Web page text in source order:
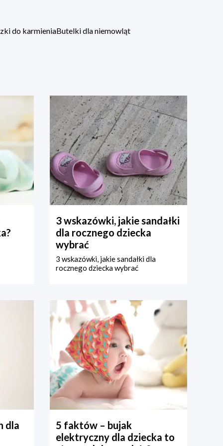
do karmieniaButelki dla niemowląt
3 wskazówki, jakie sandałki
dla rocznego dziecka
wybrać
3 wskazówki, jakie sandałki dla
rocznego dziecka wybrać
dla
5 faktów – bujak
elektryczny dla dziecka to